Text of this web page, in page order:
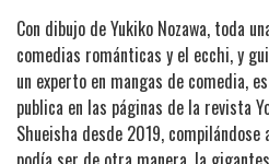
Con dibujo de Yukiko Nozawa, toda
comedias románticas y el ecchi, y
un experto en mangas de comedia,
publica en las páginas de la revista
Shueisha desde 2019,